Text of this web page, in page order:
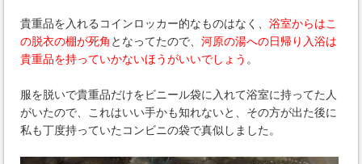
貴重品を入れるコインロッカー的なものはなく、浴室からはこ
の脱衣の棚が死角 となってたので、河原の湯への日帰り入浴は
貴重品を持っていかないほうがいいでしょう 。
服を脱いで貴重品だけをビニール袋に入れて浴室に持ってた人
がいたので、これはいい手かも知れないと、その方が出た後に
私も丁度持っていたコンビニの袋で真似しました。